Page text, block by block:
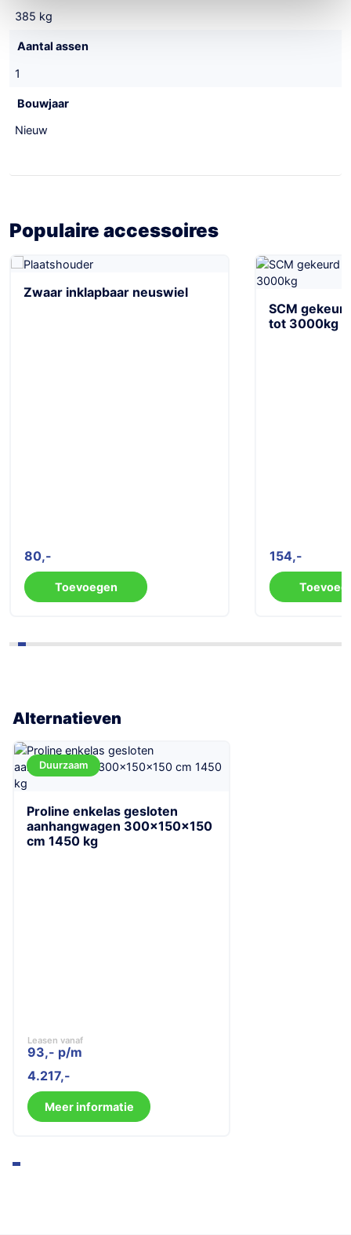
385 kg
Aantal assen
1
Bouwjaar
Nieuw
Populaire accessoires
Zwaar inklapbaar neuswiel
80
Toevoegen
SCM
tot 3000kg
154
Alternatieven
Duurzaam
Proline enkelas gesloten
aanhangwagen 300x150x150
cm 1450 kg
Leasen vanaf
93,- p/m
4.217
Meer informatie